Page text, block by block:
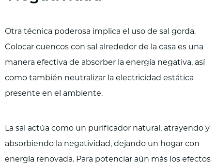
Otra técnica poderosa implica el uso de sal gorda.
Colocar cuencos con sal alrededor de la casa es una
manera efectiva de absorber la energía negativa, así
como también neutralizar la electricidad estática
presente en el ambiente.
La sal actúa como un purificador natural, atrayendo y
absorbiendo la negatividad, dejando un hogar con
energía renovada. Para potenciar aún más los efectos